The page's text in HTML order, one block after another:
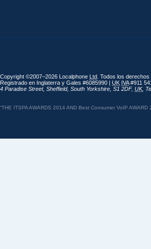
Copyright ©2007–2026 Localphone Ltd . Todos los
Registrado en Inglaterra y Gales #6085990 | UK IVA#911
4 Paradise Street, Sheffield, South Yorkshire S1 2DF, UK,
“THE ITSPA AWARDS 2014 AND Best Consumer VoIP